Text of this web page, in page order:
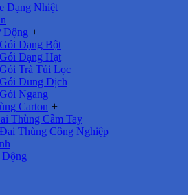
Dạng Nhiệt
Động +
Dạng Bột
Dạng Hạt
Trà Túi Lọc
Dung Dịch
Ngang
Carton +
Thùng Cầm Tay
Thùng Công Nghiệp
Động